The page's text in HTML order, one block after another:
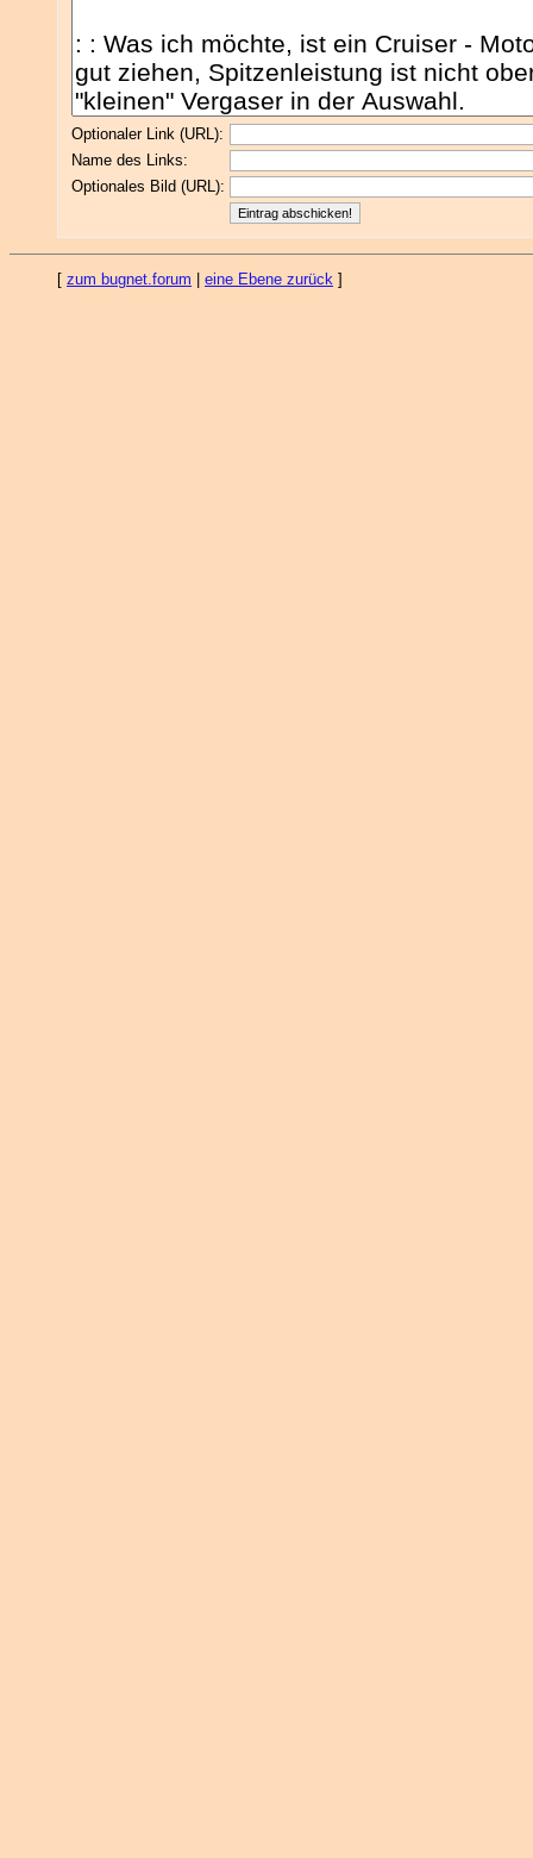
Optionaler Link (URL):
Name des Links:
Optionales Bild (URL):
[ zum bugnet.forum eine Ebene zurück ]